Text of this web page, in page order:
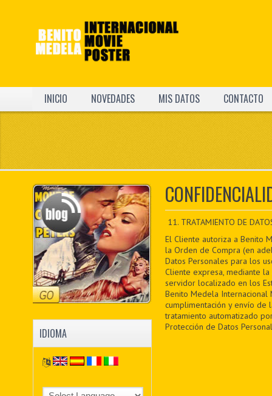
INICIO NOVEDADES MIS DATOS CONTACTO
11. TRATAMIENTO DE
El Cliente autoriza a Benito
la Orden de Compra (en
Datos Personales para los
Cliente expresa, mediante
servidor localizado en los
Benito Medela Internacional
cumplimentación y envío de
tratamiento automatizado
Protección de Datos
IDIOMA